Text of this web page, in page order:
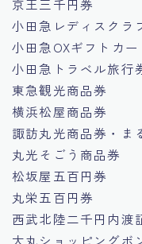
京王三千円券
小田急レディスクラ
小田急OXギフトカー
小田急トラベル旅行
東急観光商品券
横浜松屋商品券
諏訪丸光商品券・ま
丸光そごう商品券
松坂屋五百円券
丸栄五百円券
西武北陸二千円内渡
大丸ショッピングボ